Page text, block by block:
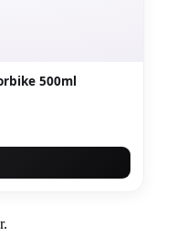
500ml